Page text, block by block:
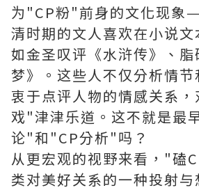
为"CP粉"前身的文化现象
清时期的文人喜欢在小说文
如金圣叹评《水浒传》、
梦》。这些人不仅分析情
衷于点评人物的情感关系
戏"津津乐道。这不就是最
论"和"CP分析"吗？
从更宏观的视野来看，"磕
类对美好关系的一种投射